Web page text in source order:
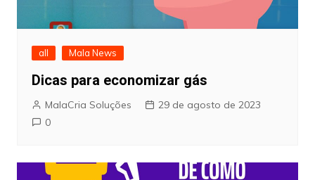
all Mala News
Dicas para economizar gás
MalaCria Soluções
29 de agosto de 2023
0